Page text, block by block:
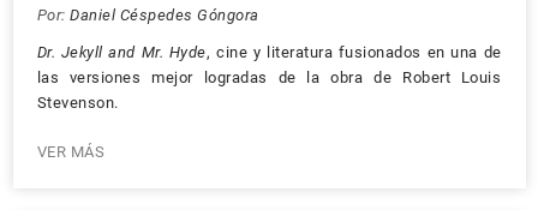
Por: Daniel Céspedes Góngora
Dr. Jekyll and Mr. Hyde, cine y literatura fusionados en una de
las versiones mejor logradas de la obra de Robert Louis
Stevenson.
VER MÁS